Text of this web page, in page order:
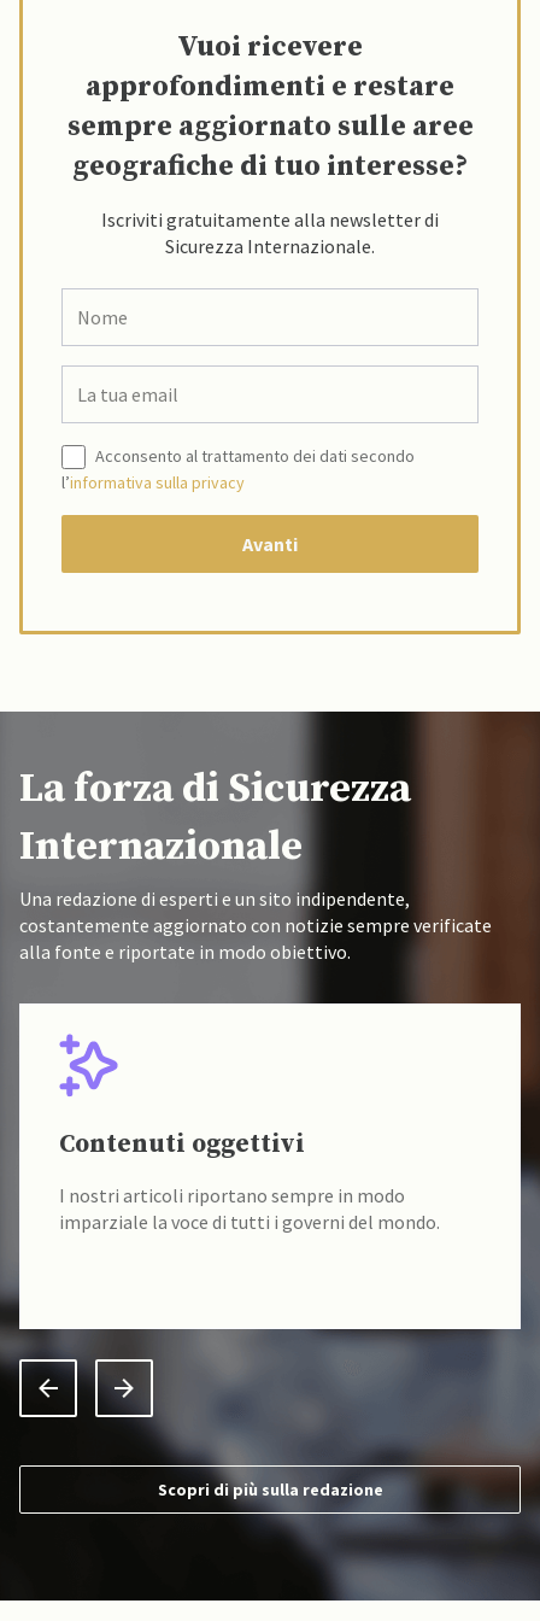
Vuoi ricevere
approfondimenti e restare
sempre aggiornato sulle aree
geografiche di tuo interesse?
Iscriviti gratuitamente alla newsletter di
Sicurezza Internazionale.
Acconsento al trattamento dei dati secondo
l’informativa sulla privacy
La forza di Sicurezza
Internazionale
Una redazione di esperti e un sito indipendente,
costantemente aggiornato con notizie sempre verificate
alla fonte e riportate in modo obiettivo.
Contenuti oggettivi
I nostri articoli riportano sempre in modo
imparziale la voce di tutti i governi del mondo.
Scopri di più sulla redazione